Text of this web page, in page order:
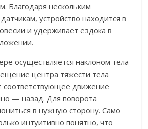
Благодаря нескольким
устройство находится в
и удерживает ездока в
осуществляется наклоном тела
центра тяжести тела
соответствующее движение
— назад. Для поворота
в нужную сторону. Само
интуитивно понятно, что